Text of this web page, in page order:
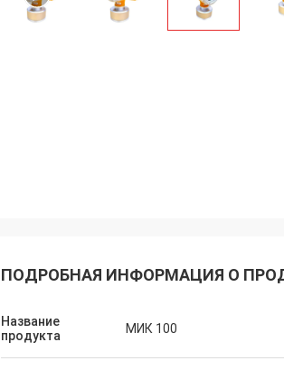
ПОДРОБНАЯ ИНФОРМАЦИЯ О
Название
продукта
МИК 100